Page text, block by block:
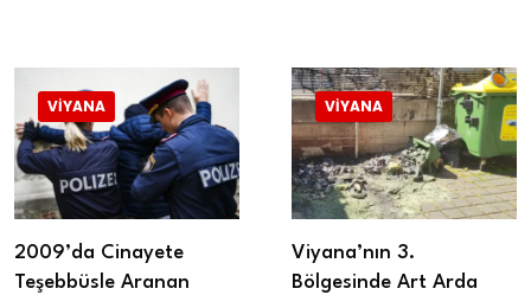
VIYANA
2009’da Cinayete
Teşebbüsle Aranan
VIYANA
Viyana’nın 3.
Bölgesinde Art Arda